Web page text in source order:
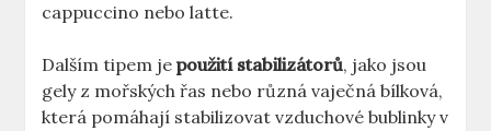
⁢cappuccino nebo latte.
Dalším ​tipem je⁢použití stabilizátorů, ​jako jsou
gely z mořských řas nebo různá vaječná bílková,
která pomáhají stabilizovat vzduchové bublinky v